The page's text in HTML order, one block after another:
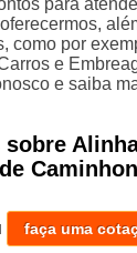
como por
e
e saiba
sobre
faça uma